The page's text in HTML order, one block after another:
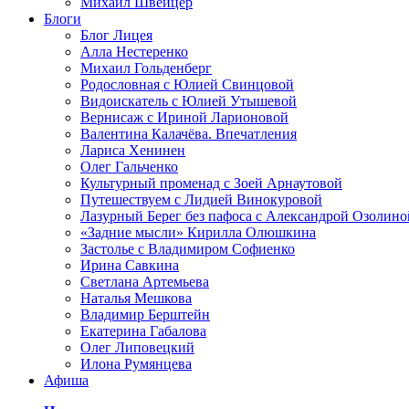
Блоги
Блог Лицея
Алла Нестеренко
Михаил Гольденберг
Родословная с Юлией Свинцовой
Видоискатель с Юлией Утышевой
Вернисаж с Ириной Ларионовой
Валентина Калачёва. Впечатления
Лариса Хенинен
Олег Гальченко
Культурный променад с Зоей Арнаутовой
Путешествуем с Лидией Винокуровой
Лазурный Берег без пафоса с Александрой
«Задние мысли» Кирилла Олюшкина
Застолье с Владимиром Софиенко
Ирина Савкина
Светлана Артемьева
Наталья Мешкова
Владимир Берштейн
Екатерина Габалова
Олег Липовецкий
Илона Румянцева
Афиша